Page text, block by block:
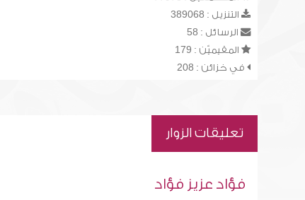
التنزيل : 389068
الرسائل : 58
المقيميّن : 179
في خزائن : 208
تعليقات الزوار
فؤاد عزيز فؤاد